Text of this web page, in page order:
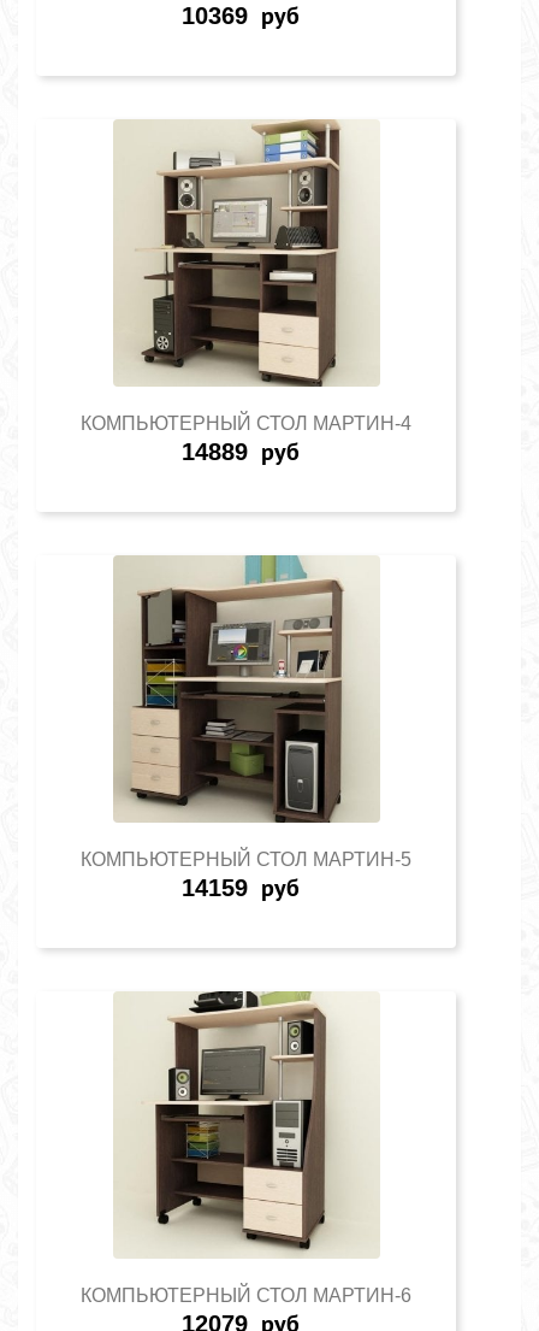
10369 руб
КОМПЬЮТЕРНЫЙ СТОЛ МАРТИН-4
14889 руб
КОМПЬЮТЕРНЫЙ СТОЛ МАРТИН-5
14159 руб
КОМПЬЮТЕРНЫЙ СТОЛ МАРТИН-6
12079 руб